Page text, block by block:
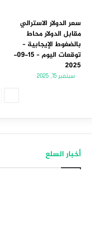
سعر الدولار الاسترالي
مقابل الدولار محاط
بالضغوط الإيجابية –
توقعات اليوم – 15-09-
2025
سبتمبر 15, 2025
أخبار السلع